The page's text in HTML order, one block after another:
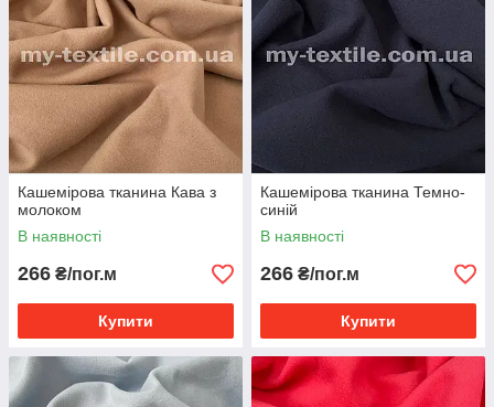
Кашемірова тканина Кава з
молоком
В наявності
266 ₴/пог.м
Купити
Кашемірова тканина Темно-
синій
В наявності
266 ₴/пог.м
Купити